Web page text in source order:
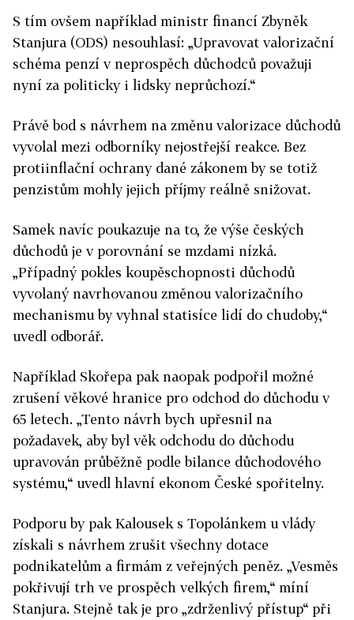
S tím ovšem například ministr financí Zbyněk
Stanjura (ODS) nesouhlasí: „Upravovat valorizační
schéma penzí v neprospěch důchodců považuji
nyní za politicky i lidsky neprůchozí.“
Právě bod s návrhem na změnu valorizace důchodů
vyvolal mezi odborníky nejostřejší reakce. Bez
protiinflační ochrany dané zákonem by se totiž
penzistům mohly jejich příjmy reálně snižovat.
Samek navíc poukazuje na to, že výše českých
důchodů je v porovnání se mzdami nízká.
„Případný pokles koupěschopnosti důchodů
vyvolaný navrhovanou změnou valorizačního
mechanismu by vyhnal statisíce lidí do chudoby,“
uvedl odborář.
Například Skořepa pak naopak podpořil možné
zrušení věkové hranice pro odchod do důchodu v
65 letech. „Tento návrh bych upřesnil na
požadavek, aby byl věk odchodu do důchodu
upravován průběžně podle bilance důchodového
systému,“ uvedl hlavní ekonom České spořitelny.
Podporu by pak Kalousek s Topolánkem u vlády
získali s návrhem zrušit všechny dotace
podnikatelům a firmám z veřejných peněz. „Vesměs
pokřivují trh ve prospěch velkých firem,“ míní
Stanjura. Stejně tak je pro „zdrženlivý přístup“ při